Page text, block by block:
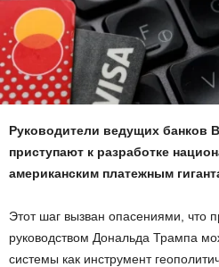
Руководители ведущих банков
приступают к разработке
американским платежным
Этот шаг вызван опасениями, что
руководством Дональда Трампа
системы как инструмент